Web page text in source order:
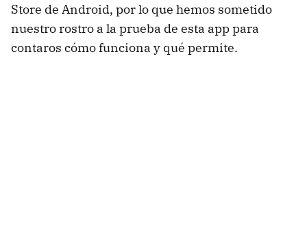
Store de Android, por lo que hemos sometido
nuestro rostro a la prueba de esta app para
contaros cómo funciona y qué permite.